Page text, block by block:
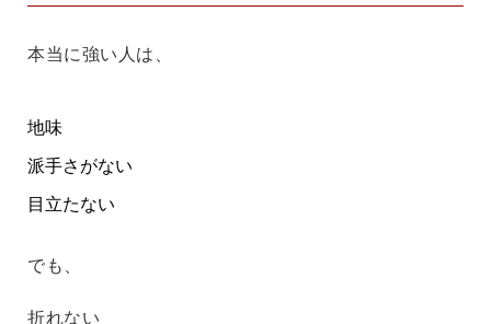
本当に強い人は、
地味
派手さがない
目立たない
でも、
折れない